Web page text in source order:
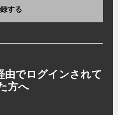
する
でログインされて
方へ